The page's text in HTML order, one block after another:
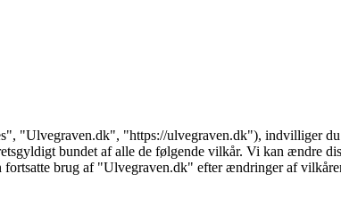
"Ulvegraven.dk", "https://ulvegraven.dk"), indvilliger
bundet af alle de følgende vilkår. Vi kan ændre
brug af "Ulvegraven.dk" efter ændringer af